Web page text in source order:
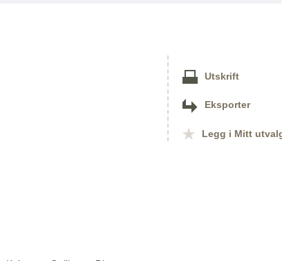
Utskrift
Eksporter
Legg i Mitt